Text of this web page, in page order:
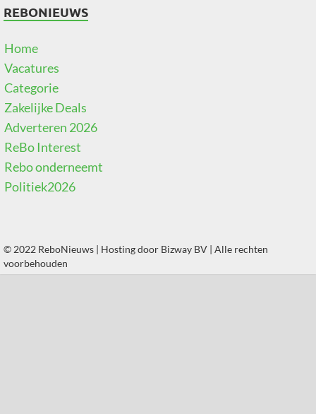
REBONIEUWS
Home
Vacatures
Categorie
Zakelijke Deals
Adverteren 2026
ReBo Interest
Rebo onderneemt
Politiek2026
© 2022 ReboNieuws | Hosting door Bizway BV | Alle rechten
voorbehouden